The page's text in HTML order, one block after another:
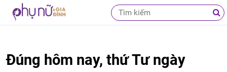
Đúng hôm nay, thứ Tư ngày